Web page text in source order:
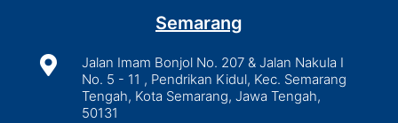
Semarang

Jalan Imam Bonjol No. 207 & Jalan Nakula I
No. 5 - 11 , Pendrikan Kidul, Kec. Semarang
Tengah, Kota Semarang, Jawa Tengah,
50131